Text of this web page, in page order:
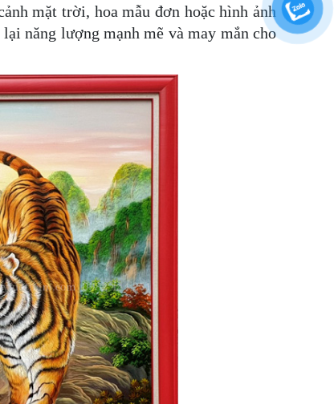
mặt trời, hoa mẫu đơn hoặc hình ảnh
năng lượng mạnh mẽ và may mắn cho